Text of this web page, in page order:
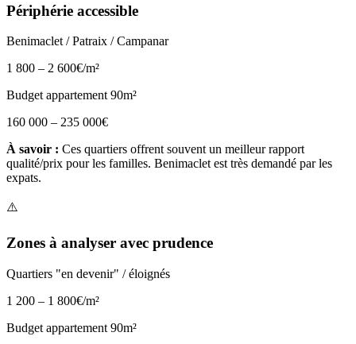
Périphérie accessible
Benimaclet / Patraix / Campanar
1 800 – 2 600€/m²
Budget appartement 90m²
160 000 – 235 000€
À savoir : Ces quartiers offrent souvent un meilleur rapport
qualité/prix pour les familles. Benimaclet est très demandé par les
expats.
⚠️
Zones à analyser avec prudence
Quartiers "en devenir" / éloignés
1 200 – 1 800€/m²
Budget appartement 90m²